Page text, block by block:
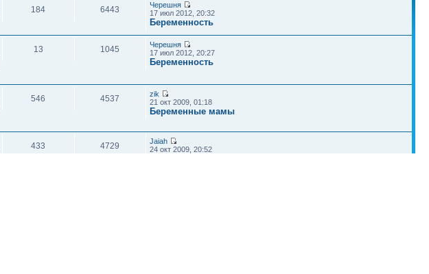
184 6443
Черешня
17 июл 2012, 20:32
Беременность
13 1045
Черешня
17 июл 2012, 20:27
Беременность
546 4537
zik
21 окт 2009, 01:18
Беременные мамы
433 4729
Jaiah
24 окт 2009, 20:52